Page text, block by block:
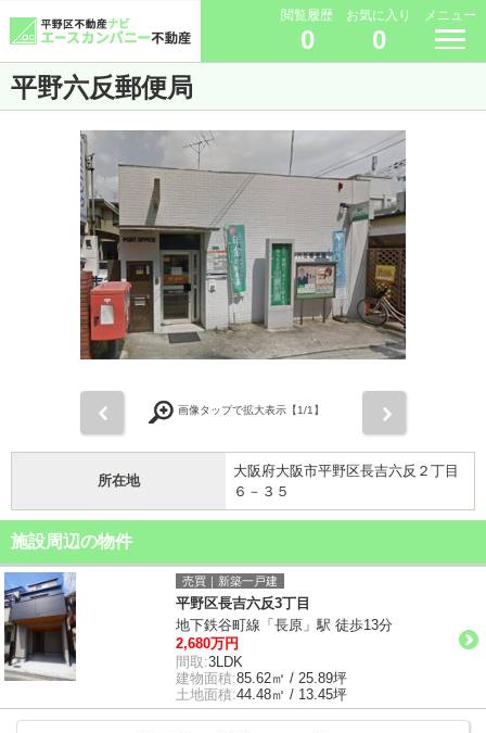
閲覧履歴
0
お気に入り
0
メニュー
平野六反郵便局
画像タップで拡大表示【1/1】
所在地
大阪府大阪市平野区長吉六反２丁目
６－３５
施設周辺の物件
売買｜新築一戸建
平野区長吉六反3丁目
地下鉄谷町線「長原」駅 徒歩13分
2,680万円
間取:3LDK
建物面積:85.62㎡ / 25.89坪
土地面積:44.48㎡ / 13.45坪